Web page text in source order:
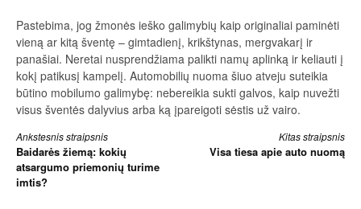
Pastebima, jog žmonės ieško galimybių kaip originaliai paminėti
vieną ar kitą šventę – gimtadienį, krikštynas, mergvakarį ir
panašiai. Neretai nusprendžiama palikti namų aplinką ir keliauti į
kokį patikusį kampelį. Automobilių nuoma šiuo atveju suteikia
būtino mobilumo galimybę: nebereikia sukti galvos, kaip nuvežti
visus šventės dalyvius arba ką įpareigoti sėstis už vairo.
Skaityti
toliau
Ankstesnis straipsnis
Baidarės žiemą: kokių
atsargumo priemonių turime
imtis?
Kitas straipsnis
Visa tiesa apie auto nuomą